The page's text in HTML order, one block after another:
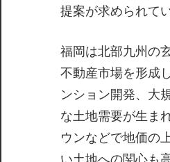
提案が求められて
福岡は北部九州の
不動産市場を形成
ンション開発、大
な土地需要が生ま
ウンなどで地価の